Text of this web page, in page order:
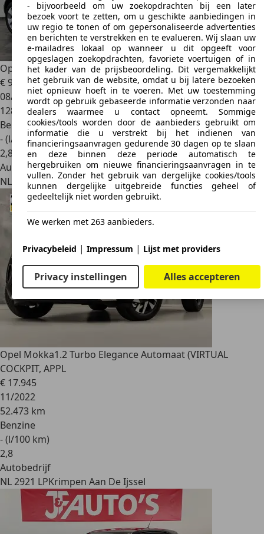
Opel Mokka1.4 T Cosmo PDC Navi Climate Control
€ 9.250
08/2016
128.962 km
Benzine
- (l/100 km)
2,8
Autobedrijf
NL 7324 ABApeldoorn
Opel Mokka1.2 Turbo Elegance Automaat (VIRTUAL
COCKPIT, APPL
€ 17.945
11/2022
52.473 km
Benzine
- (l/100 km)
2,8
Autobedrijf
NL 2921 LPKrimpen Aan De Ijssel
- bijvoorbeeld om uw zoekopdrachten bij een later
bezoek voort te zetten, om u geschikte aanbiedingen in
uw regio te tonen of om gepersonaliseerde advertenties
en berichten te verstrekken en te evalueren. Wij slaan uw
e-mailadres lokaal op wanneer u dit opgeeft voor
opgeslagen zoekopdrachten, favoriete voertuigen of in
het kader van de prijsbeoordeling. Dit vergemakkelijkt
het gebruik van de website, omdat u bij latere bezoeken
niet opnieuw hoeft in te voeren. Met uw toestemming
wordt op gebruik gebaseerde informatie verzonden naar
dealers waarmee u contact opneemt. Sommige
cookies/tools worden door de aanbieders gebruikt om
informatie die u verstrekt bij het indienen van
financieringsaanvragen gedurende 30 dagen op te slaan
en deze binnen deze periode automatisch te
hergebruiken om nieuwe financieringsaanvragen in te
vullen. Zonder het gebruik van dergelijke cookies/tools
kunnen dergelijke uitgebreide functies geheel of
gedeeltelijk niet worden gebruikt.
We werken met 263 aanbieders.
Privacybeleid | Impressum | Lijst met providers
Privacy instellingen Alles accepteren